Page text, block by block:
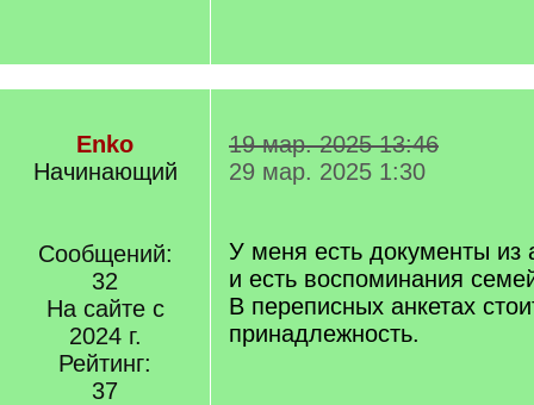
Enko
Начинающий
Сообщений:
32
На сайте с
2024 г.
Рейтинг:
37
19 мар. 2025 13:46
29 мар. 2025 1:30
У меня есть документы из
и есть воспоминания
В переписных анкетах
принадлежность.